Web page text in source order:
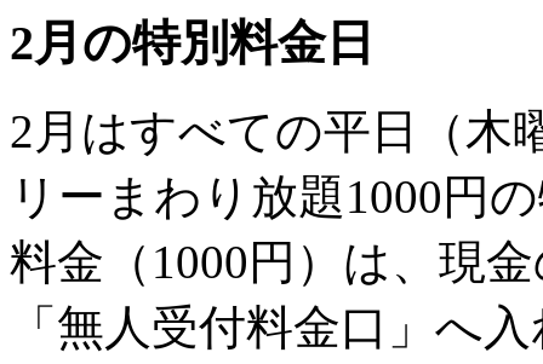
2月の特別料金日
2月はすべての平日（木
リーまわり放題1000円
料金（1000円）は、現
「無人受付料金口」